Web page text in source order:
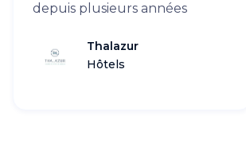
depuis plusieurs années
Thalazur
Hôtels